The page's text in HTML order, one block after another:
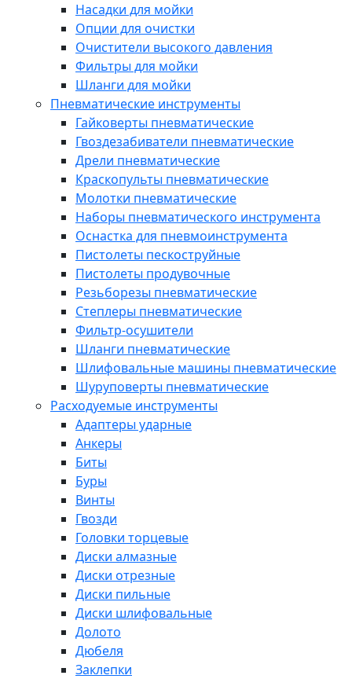
Насадки для мойки
Опции для очистки
Очистители высокого давления
Фильтры для мойки
Шланги для мойки
Пневматические инструменты
Гайковерты пневматические
Гвоздезабиватели пневматические
Дрели пневматические
Краскопульты пневматические
Молотки пневматические
Наборы пневматического инструмента
Оснастка для пневмоинструмента
Пистолеты пескоструйные
Пистолеты продувочные
Резьборезы пневматические
Степлеры пневматические
Фильтр-осушители
Шланги пневматические
Шлифовальные машины пневматические
Шуруповерты пневматические
Расходуемые инструменты
Адаптеры ударные
Анкеры
Биты
Буры
Винты
Гвозди
Головки торцевые
Диски алмазные
Диски отрезные
Диски пильные
Диски шлифовальные
Долото
Дюбеля
Заклепки